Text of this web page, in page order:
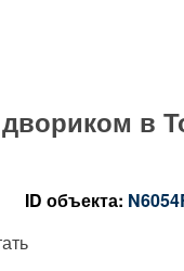
в
ID объекта: